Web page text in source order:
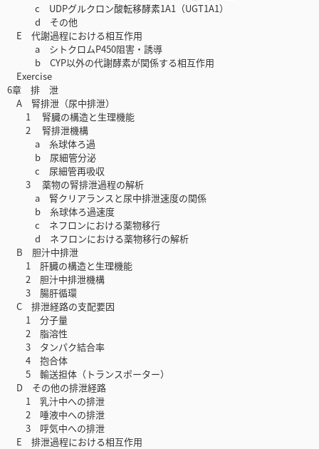
c UDPグルクロン酸転移酵素1A1（UGT1A1）
d その他
E 代謝過程における相互作用
a シトクロムP450阻害・誘導
b CYP以外の代謝酵素が関係する相互作用
Exercise
6章 排 泄
A 腎排泄（尿中排泄）
1 腎臓の構造と生理機能
2 腎排泄機構
a 糸球体ろ過
b 尿細管分泌
c 尿細管再吸収
3 薬物の腎排泄過程の解析
a 腎クリアランスと尿中排泄速度の関係
b 糸球体ろ過速度
c ネフロンにおける薬物移行
d ネフロンにおける薬物移行の解析
B 胆汁中排泄
1 肝臓の構造と生理機能
2 胆汁中排泄機構
3 腸肝循環
C 排泄経路の支配要因
1 分子量
2 脂溶性
3 タンパク結合率
4 抱合体
5 輸送担体（トランスポーター）
D その他の排泄経路
1 乳汁中への排泄
2 唾液中への排泄
3 呼気中への排泄
E 排泄過程における相互作用